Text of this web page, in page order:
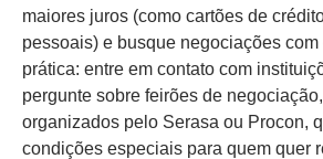
maiores juros (como cartões de
pessoais) e busque negociações
prática: entre em contato com
pergunte sobre feirões de
organizados pelo Serasa ou Procon,
condições especiais para quem quer